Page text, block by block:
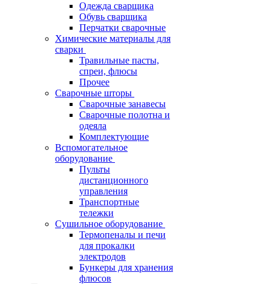
Одежда сварщика
Обувь сварщика
Перчатки сварочные
Химические материалы для
сварки
Травильные пасты,
спреи, флюсы
Прочее
Сварочные шторы
Сварочные занавесы
Сварочные полотна и
одеяла
Комплектующие
Вспомогательное
оборудование
Пульты
дистанционного
управления
Транспортные
тележки
Сушильное оборудование
Термопеналы и печи
для прокалки
электродов
Бункеры для хранения
флюсов